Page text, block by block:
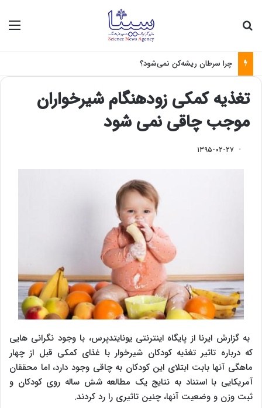
چرا سرطان ریشه‌کن نمی‌شود؟
تغذیه کمکی زودهنگام شیرخواران
موجب چاقی نمی شود
۱۳۹۵-۰۲-۲۷
به گزارش ایرنا از پایگاه اینترنتی یونایتدپرس، با وجود نگرانی هایی
که درباره تاثیر تغذیه کودکان شیرخوار با غذای کمکی قبل از چهار
ماهگی آنها بابت ابتلای این کودکان به چاقی وجود دارد، اما محققان
آمریکایی با استناد به نتایج یک مطالعه شش ساله روی کودکان و
ثبت وزن و وضعیت آنها، چنین تاثیری را رد کردند.